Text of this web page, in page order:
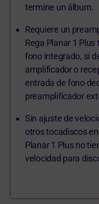
termine un álbum.
Requiere un
Rega Planar 1
fono integrado, si
amplificador o
entrada de fono
preamplificador
Sin ajuste de
otros tocadiscos
Planar 1 Plus no
velocidad para